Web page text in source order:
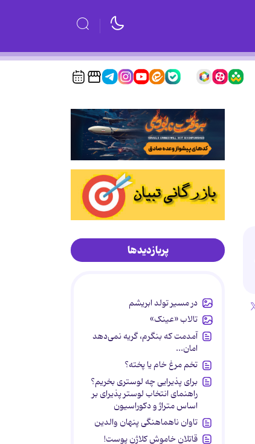
پربازدیدها
در مسیر تولد ابریشم
تالاب «عینک»
آمدمت که بنگرم، گریه نمی‌دهد
امان...
تخم مرغ خام یا پخته؟
برای پذیرایی چه لوستری بخریم؟
راهنمای انتخاب لوستر پذیرای بر
اساس متراژ و دکوراسیون
تاوان ناهماهنگی پنهان والدین
قاتلان خاموش کلاژن پوست!